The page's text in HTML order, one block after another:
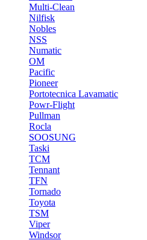
Multi-Clean
Nilfisk
Nobles
NSS
Numatic
OM
Pacific
Pioneer
Portotecnica Lavamatic
Powr-Flight
Pullman
Rocla
SOOSUNG
Taski
TCM
Tennant
TFN
Tornado
Toyota
TSM
Viper
Windsor